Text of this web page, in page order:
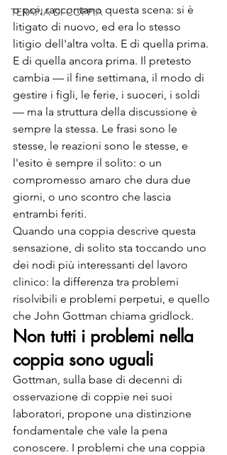
TERAPIA DI COPPIA
o poi, raccontano questa scena: si è
litigato di nuovo, ed era lo stesso
litigio dell'altra volta. E di quella prima.
E di quella ancora prima. Il pretesto
cambia — il fine settimana, il modo di
gestire i figli, le ferie, i suoceri, i soldi
— ma la struttura della discussione è
sempre la stessa. Le frasi sono le
stesse, le reazioni sono le stesse, e
l'esito è sempre il solito: o un
compromesso amaro che dura due
giorni, o uno scontro che lascia
entrambi feriti.
Quando una coppia descrive questa
sensazione, di solito sta toccando uno
dei nodi più interessanti del lavoro
clinico: la differenza tra problemi
risolvibili e problemi perpetui, e quello
che John Gottman chiama gridlock.
Non tutti i problemi nella
coppia sono uguali
Gottman, sulla base di decenni di
osservazione di coppie nei suoi
laboratori, propone una distinzione
fondamentale che vale la pena
conoscere. I problemi che una coppia